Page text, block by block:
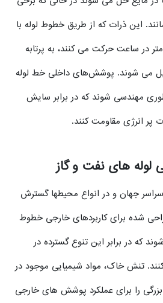
این ذرات که از طریق خطوط لوله با
به ۳۰۰ کیلومتر در ساعت حرکت می کنند، به پرتابه
می شوند. پوشش‌های داخلی خط لوله
مهندسی شوند که در برابر سایش
پر انرژی مقاومت کنند.
های نفت و گاز
جهان و در انواع محیطها گسترش
شده برای کاربردهای خارجی خطوط
که در برابر این تنوع گسترده در
تنش خاک، مواد شیمیایی موجود در
را برای عملکرد پوشش های خارجی